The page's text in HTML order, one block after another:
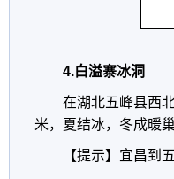
4.白溢寨冰洞
在湖北五峰县西
米，夏结冰，冬成暖巢
【提示】宜昌到